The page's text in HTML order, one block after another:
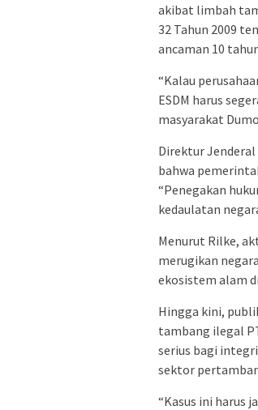
akibat limbah
32 Tahun 2009
ancaman 10
“Kalau
ESDM harus
masyarakat
Direktur Jenderal
bahwa
“Penegakan
kedaulatan
Menurut Rilke,
merugikan
ekosistem alam
Hingga kini,
tambang ilegal
serius bagi
sektor
“Kasus ini harus